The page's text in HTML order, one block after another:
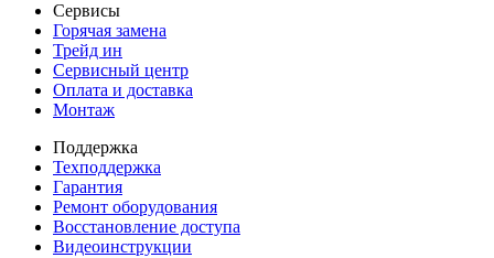
Сервисы
Горячая замена
Трейд ин
Сервисный центр
Оплата и доставка
Монтаж
Поддержка
Техподдержка
Гарантия
Ремонт оборудования
Восстановление доступа
Видеоинструкции